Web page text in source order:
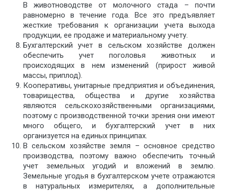
В животноводстве от молочного стада – почти
равномерно в течение года. Все это предъявляет
жесткие требования к организации учета выхода
продукции, ее продаже и материальному учету.
Бухгалтерский учет в сельском хозяйстве должен
обеспечить учет поголовья животных и
происходящих в нем изменений (прирост живой
массы, приплод).
Кооперативы, унитарные предприятия и объединения,
товарищества, общества и другие хозяйства
являются сельскохозяйственными организациями,
поэтому с производственной точки зрения они имеют
много общего, и бухгалтерский учет в них
организуется на единых принципах.
В сельском хозяйстве земля – основное средство
производства, поэтому важно обеспечить точный
учет земельных угодий и вложений в землю.
Земельные угодья в бухгалтерском учете отражаются
в натуральных измерителях, а дополнительные